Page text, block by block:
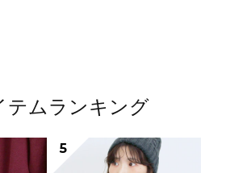
テムランキング
5